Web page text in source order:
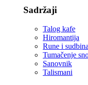
Sadržaji
Talog kafe
Hiromantija
Rune i sudbina
Tumačenje
Sanovnik
Talismani